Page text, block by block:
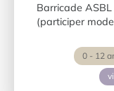
Barricade ASBL
(participer
0 - 12